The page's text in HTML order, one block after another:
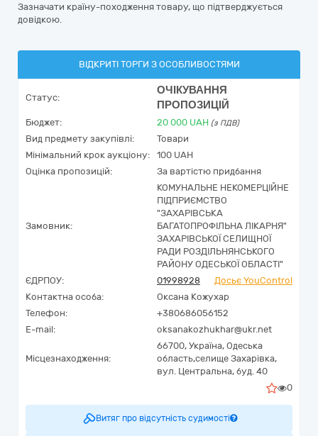
Зазначати країну-походження товару, що підтверджується
довідкою.
ВІДКРИТІ ТОРГИ З ОСОБЛИВОСТЯМИ
Статус:
ОЧІКУВАННЯ
ПРОПОЗИЦІЙ
Бюджет: 20 000 UAH (з ПДВ)
Вид предмету закупівлі:
Товари
Мінімальний крок аукціону:
100 UAH
Оцінка пропозицій:
За вартістю придбання
Замовник:
КОМУНАЛЬНЕ НЕКОМЕРЦІЙНЕ
ПІДПРИЄМСТВО
"ЗАХАРІВСЬКА
БАГАТОПРОФІЛЬНА ЛІКАРНЯ"
ЗАХАРІВСЬКОЇ СЕЛИЩНОЇ
РАДИ РОЗДІЛЬНЯНСЬКОГО
РАЙОНУ ОДЕСЬКОЇ ОБЛАСТІ"
ЄДРПОУ:
01998928
Досьє YouControl
Контактна особа:
Оксана Кожухар
Телефон:
+380686056152
E-mail:
oksanakozhukhar@ukr.net
Місцезнаходження:
66700, Україна, Одеська
область,селище Захарівка,
вул. Центральна, буд. 40
0
Витяг про відсутність судимості